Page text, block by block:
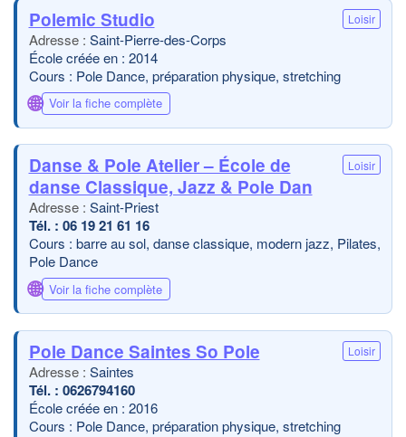
Polemic Studio Loisir
Saint-Pierre-des-Corps
École créée en : 2014
Cours : Pole Dance, préparation physique, stretching
🌐 Voir la fiche complète
Danse & Pole Atelier – École de
danse Classique, Jazz & Pole Dan
Loisir
Saint-Priest
06 19 21 61 16
Cours : barre au sol, danse classique, modern jazz, Pilates,
Pole Dance
🌐 Voir la fiche complète
Pole Dance Saintes So Pole Loisir
Saintes
0626794160
École créée en : 2016
Cours : Pole Dance, préparation physique, stretching